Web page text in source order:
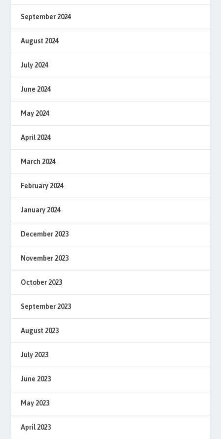
September 2024
August 2024
July 2024
June 2024
May 2024
April 2024
March 2024
February 2024
January 2024
December 2023
November 2023
October 2023
September 2023
August 2023
July 2023
June 2023
May 2023
April 2023